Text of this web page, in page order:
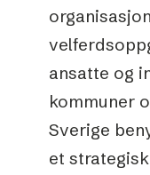
ansatte og
kommuner
Sverige
et